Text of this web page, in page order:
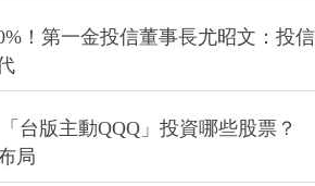
！第一金投信董事長尤昭文：投信
台版主動QQQ」投資哪些股票？
局